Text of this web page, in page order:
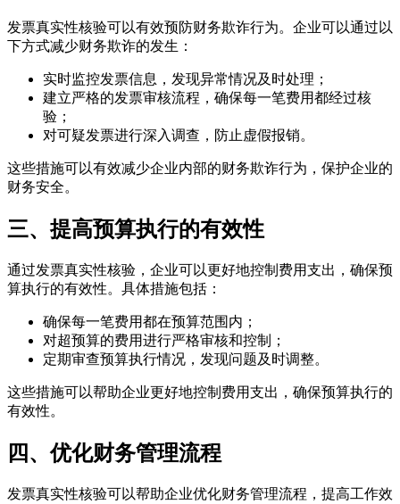
发票真实性核验可以有效预防财务欺诈行为。企业可以通过以
下方式减少财务欺诈的发生：
实时监控发票信息，发现异常情况及时处理；
建立严格的发票审核流程，确保每一笔费用都经过核
验；
对可疑发票进行深入调查，防止虚假报销。
这些措施可以有效减少企业内部的财务欺诈行为，保护企业的
财务安全。
三、提高预算执行的有效性
通过发票真实性核验，企业可以更好地控制费用支出，确保预
算执行的有效性。具体措施包括：
确保每一笔费用都在预算范围内；
对超预算的费用进行严格审核和控制；
定期审查预算执行情况，发现问题及时调整。
这些措施可以帮助企业更好地控制费用支出，确保预算执行的
有效性。
四、优化财务管理流程
发票真实性核验可以帮助企业优化财务管理流程，提高工作效